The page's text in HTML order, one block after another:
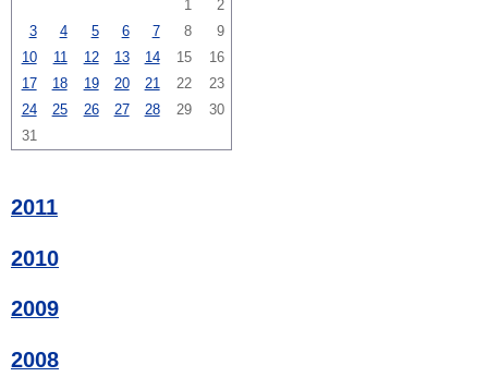
1
2
3
4 5 6 7 8
9
10
11 12 13 14 15
16
17
18 19 20 21 22
23
24
25 26 27 28 29
30
31
2011
2010
2009
2008